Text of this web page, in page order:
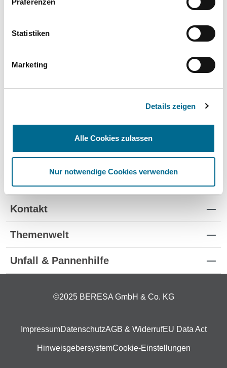
Präferenzen
Statistiken
Marketing
Details zeigen
Alle Cookies zulassen
Nur notwendige Cookies verwenden
Schnelle Verfügbarkeit
Flexible Laufzeiten ✔ - -
- -
Standorte
Kontakt
Themenwelt
Unfall & Pannenhilfe
©2025 BERESA GmbH & Co. KG
ImpressumDatenschutzAGB & WiderrufEU Data Act
HinweisgebersystemCookie-Einstellungen